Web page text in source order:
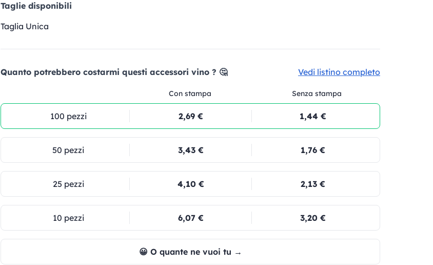
Taglie disponibili
Taglia Unica
Quanto potrebbero costarmi questi accessori vino ? 🤔 Vedi listino completo
Con stampa Senza stampa
100 pezzi 2,69 € 1,44 €
50 pezzi 3,43 € 1,76 €
25 pezzi 4,10 € 2,13 €
10 pezzi 6,07 € 3,20 €
😀 O quante ne vuoi tu →